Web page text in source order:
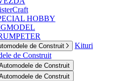
HOBBY
de Construit
Kituri
de Construit
de Construit
de Construit